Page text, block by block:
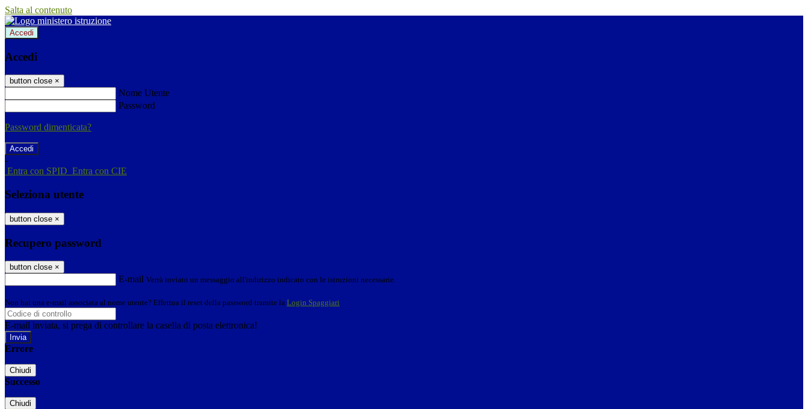
Salta al contenuto
Accedi
Accedi
button close ×
Nome Utente
Password
Password dimenticata?
-
Entra con SPID Entra con CIE
Seleziona utente
button close ×
Recupero password
button close ×
E-mail Verrà inviato un messaggio all'indirizzo indicato con le istruzioni necessarie.
Non hai una e-mail associata al nome utente? Effettua il reset della password tramite la Login Spaggiari
E-mail inviata, si prega di controllare la casella di posta elettronica!
Errore
Chiudi
Successo
Chiudi